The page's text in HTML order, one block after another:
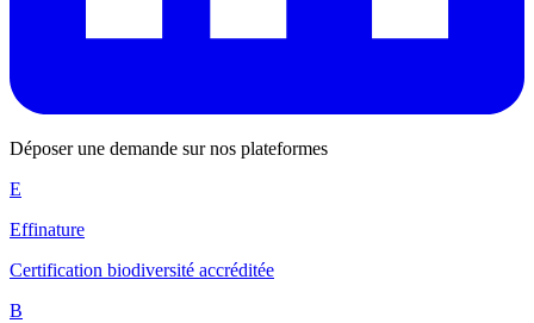
Déposer une demande sur nos plateformes
E
Effinature
Certification biodiversité accréditée
B